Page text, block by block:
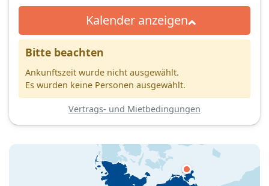
Kalender anzeigen
Bitte beachten
Ankunftszeit wurde nicht ausgewählt.
Es wurden keine Personen ausgewählt.
Vertrags- und Mietbedingungen